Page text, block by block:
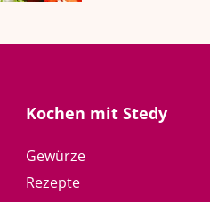
Kochen mit Stedy
Gewürze
Rezepte